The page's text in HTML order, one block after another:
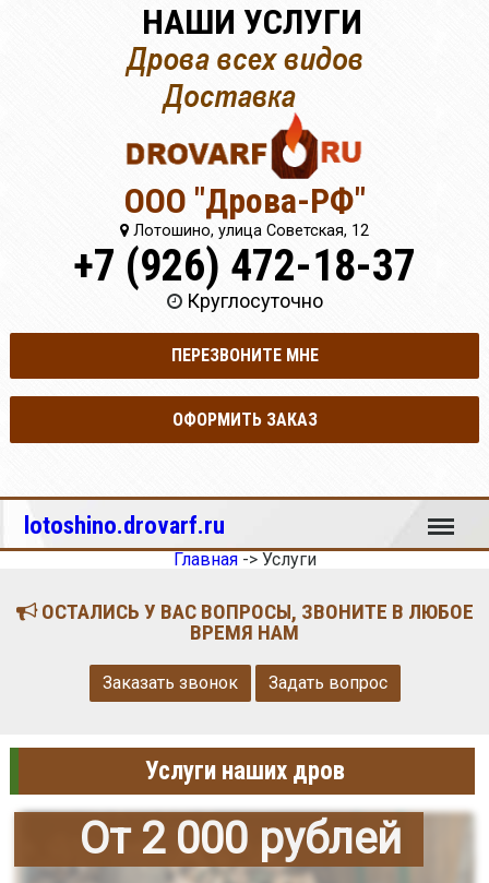
НАШИ УСЛУГИ
ООО "Дрова-РФ"
Лотошино, улица Советская, 12
+7 (926) 472-18-37
Круглосуточно
ПЕРЕЗВОНИТЕ МНЕ
ОФОРМИТЬ ЗАКАЗ
lotoshino.drovarf.ru Меню
Главная-> Услуги
ОСТАЛИСЬ У ВАС ВОПРОСЫ, ЗВОНИТЕ В ЛЮБОЕ
ВРЕМЯ НАМ
Заказать звонок Задать вопрос
Услуги наших дров
От 2 000 рублей